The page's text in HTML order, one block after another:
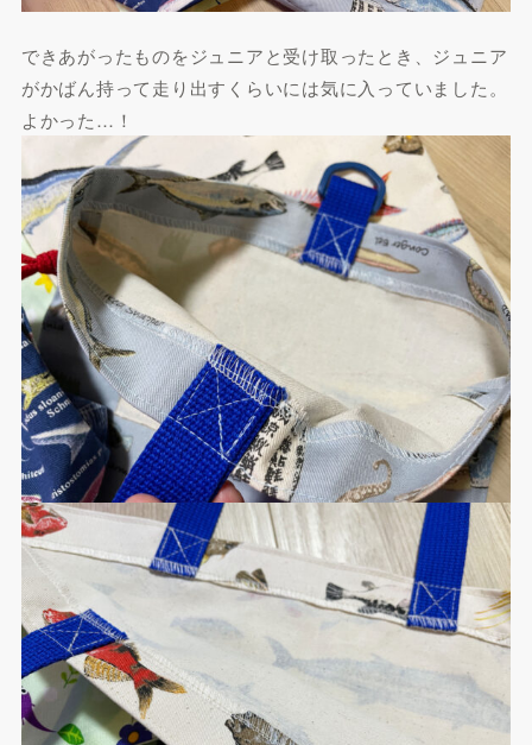
できあがったものをジュニアと受け取ったとき、ジュニア
がかばん持って走り出すくらいには気に入っていました。
よかった…！